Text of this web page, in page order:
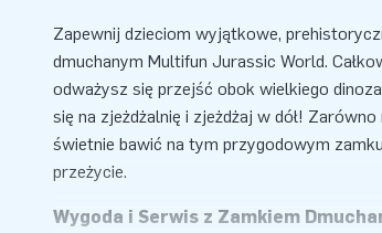
Zapewnij dzieciom wyjątkowe,
dmuchanym Multifun Jurassic World.
odważysz się przejść obok wielkiego
się na zjeżdżalnię i zjeżdżaj w dół!
świetnie bawić na tym przygodowym
przeżycie.
Wygoda i Serwis z Zamkiem